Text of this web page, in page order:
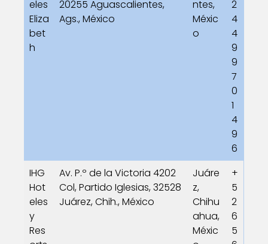
eles
Eliza
bet
h
20255 Aguascalientes,
Ags., México
ntes,
Méxic
o
2
4
4
9
9
7
0
1
4
9
6
IHG
Hot
eles
y
Res
Av. P.º de la Victoria 4202
Col, Partido Iglesias, 32528
Juárez, Chih., México
Juáre
z,
Chihu
ahua,
Méxic
+
5
2
6
5